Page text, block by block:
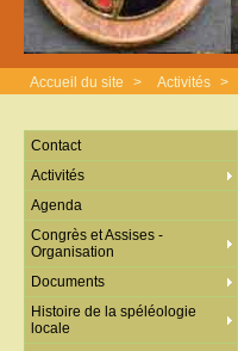
Accueil du site > Activités >
Contact
Activités
Agenda
Congrès et Assises -
Organisation
Documents
Histoire de la spéléologie
locale